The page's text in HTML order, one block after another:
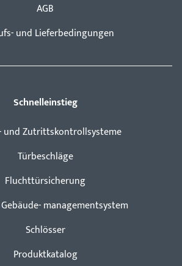
AGB
und Lieferbedingungen
Schnelleinstieg
und Zutrittskontrollsysteme
Türbeschläge
Fluchttürsicherung
managementsystem
Schlösser
Produktkatalog